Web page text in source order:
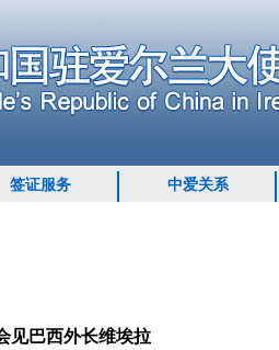
签证服务 中爱关系
见巴西外长维埃拉